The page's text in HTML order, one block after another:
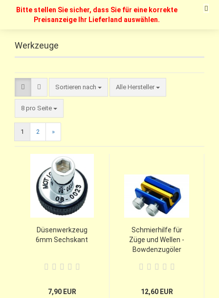
Bitte stellen Sie sicher, dass Sie für eine korrekte
Preisanzeige Ihr Lieferland auswählen.
Werkzeuge
Sortieren nach Alle Hersteller
8 pro Seite
1 2 »
Düsenwerkzeug
6mm Sechskant
7,90 EUR
Schmierhilfe für
Züge und Wellen -
Bowdenzugöler
12,60 EUR